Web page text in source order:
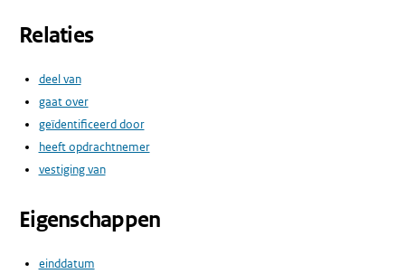
Relaties
deel van
gaat over
geïdentificeerd door
heeft opdrachtnemer
vestiging van
Eigenschappen
einddatum